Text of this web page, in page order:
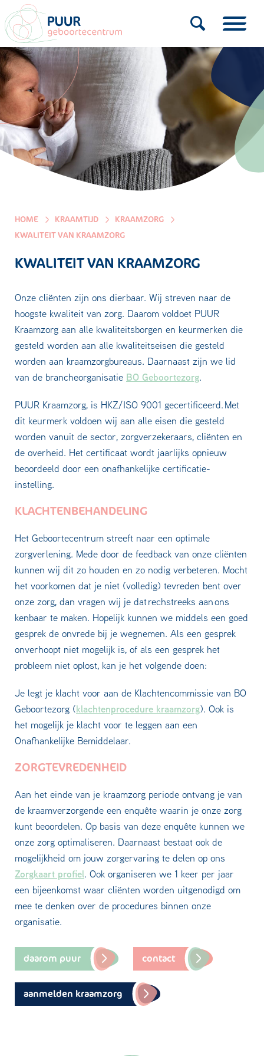
HOME KRAAMTIJD
KRAAMZORG
KWALITEIT VAN KRAAMZORG
KWALITEIT VAN KRAAMZORG
Onze cliënten zijn ons dierbaar. Wij streven naar de
hoogste kwaliteit van zorg. Daarom voldoet PUUR
Kraamzorg aan alle kwaliteitsborgen en keurmerken die
gesteld worden aan alle kwaliteitseisen die gesteld
worden aan kraamzorgbureaus. Daarnaast zijn we lid
van de brancheorganisatie BO Geboortezorg.
PUUR Kraamzorg, is HKZ/ISO 9001 gecertificeerd. Met
dit keurmerk voldoen wij aan alle eisen die gesteld
worden vanuit de sector, zorgverzekeraars, cliënten en
de overheid. Het certificaat wordt jaarlijks opnieuw
beoordeeld door een onafhankelijke certificatie-
instelling.
KLACHTENBEHANDELING
Het Geboortecentrum streeft naar een optimale
zorgverlening. Mede door de feedback van onze cliënten
kunnen wij dit zo houden en zo nodig verbeteren. Mocht
het voorkomen dat je niet (volledig) tevreden bent over
onze zorg, dan vragen wij je dat rechstreeks aan ons
kenbaar te maken. Hopelijk kunnen we middels een goed
gesprek de onvrede bij je wegnemen. Als een gesprek
onverhoopt niet mogelijk is, of als een gesprek het
probleem niet oplost, kan je het volgende doen:
Je legt je klacht voor aan de Klachtencommissie van BO
Geboortezorg (klachtenprocedure kraamzorg). Ook is
het mogelijk je klacht voor te leggen aan een
Onafhankelijke Bemiddelaar.
ZORGTEVREDENHEID
Aan het einde van je kraamzorg periode ontvang je van
de kraamverzorgende een enquête waarin je onze zorg
kunt beoordelen. Op basis van deze enquête kunnen we
onze zorg optimaliseren. Daarnaast bestaat ook de
mogelijkheid om jouw zorgervaring te delen op ons
Zorgkaart profiel. Ook organiseren we 1 keer per jaar
een bijeenkomst waar cliënten worden uitgenodigd om
mee te denken over de procedures binnen onze
organisatie.
daarom puur contact
aanmelden kraamzorg